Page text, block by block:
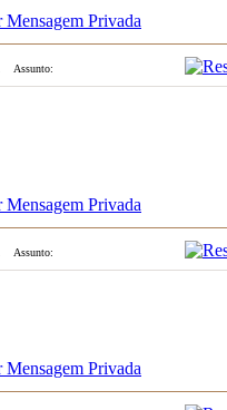
Assunto:
Assunto: